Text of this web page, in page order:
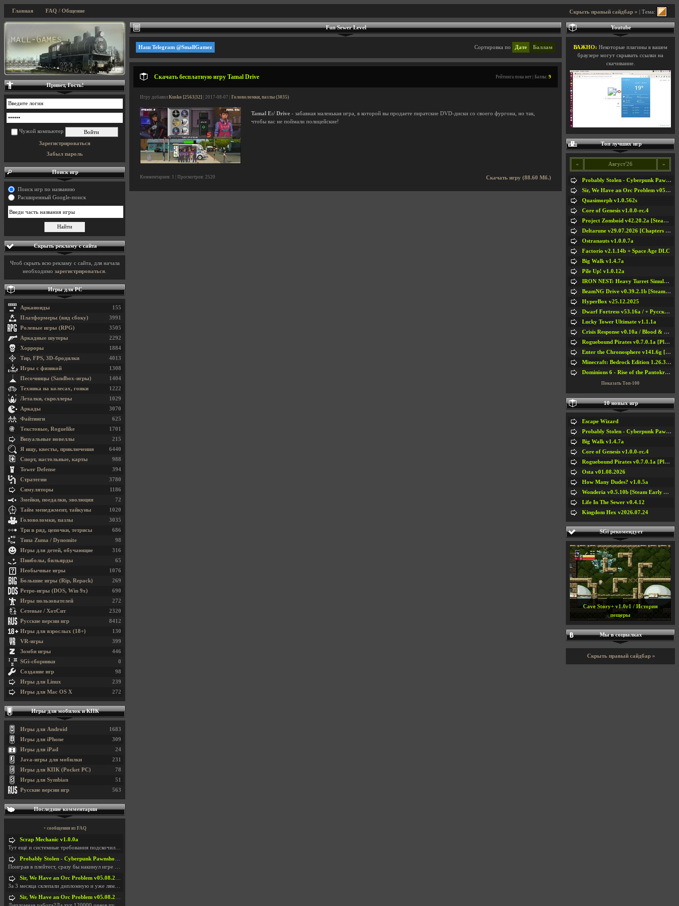
Скрыть правый сайдбар » | Тема:
Главная FAQ / Общение
Fun Sewer Level
Сортировка по Дате Баллам
Наш Telegram @SmallGamez
Скачать бесплатную игру Tamal Drive Рейтинга пока нет | Баллы: 9
Игру добавил Kusko [2563|32] | 2017-08-07 | Головоломки, пазлы (3035)
Tamal E:/ Drive - забавная маленькая игра, в которой вы продаете пиратские DVD-диски со своего фургона, но так,
чтобы вас не поймали полицейские!
Скачать игру (88.60 Мб.)
Комментариев: 1 | Просмотров: 2520
Привет, Гость!
Чужой компьютер
Зарегистрироваться
Забыл пароль
Поиск игр
Поиск игр по названию
Расширенный Google-поиск
Скрыть рекламу с сайта
Чтоб скрыть всю рекламу с сайта, для начала
необходимо зарегистрироваться
Игры для PC
155
Арканоиды
3991
Платформеры (вид сбоку)
3505
Ролевые игры (RPG)
2292
Аркадные шутеры
1884
Хорроры
4013
Тир, FPS, 3D-бродилки
1308
Игры с физикой
1404
Песочницы (Sandbox-игры)
1222
Техника на колесах, гонки
1029
Леталки, скроллеры
3070
Аркады
625
Файтинги
1701
Текстовые, Roguelike
215
Визуальные новеллы
6440
Я ищу, квесты, приключения
988
Спорт, настольные, карты
394
Tower Defense
3780
Стратегии
1186
Симуляторы
72
Змейки, поедалки, эволюция
1020
Тайм менеджмент, тайкуны
3035
Головоломки, пазлы
686
Три в ряд, цепочки, тетрисы
98
Типа Zuma / Dynomite
316
Игры для детей, обучающие
65
Пинболы, бильярды
1076
Необычные игры
269
Большие игры (Rip, Repack)
690
Ретро-игры (DOS, Win 9x)
272
Игры пользователей
2320
Сетевые / ХотСит
8412
Русские версии игр
130
Игры для взрослых (18+)
399
VR-игры
446
Зомби игры
0
SGi-сборники
98
Создание игр
239
Игры для Linux
272
Игры для Mac OS X
Игры для мобилок и КПК
1683
Игры для Android
309
Игры для iPhone
24
Игры для iPad
231
Java-игры для мобилки
78
Игры для КПК (Pocket PC)
51
Игры для Symbian
563
Русские версии игр
Последние комментарии
+ сообщения из FAQ
Scrap Mechanic v1.0.0a
Тут ещё и системные требования подскочили. Если не
Probably Stolen - Cyberpunk Pawnshop Simulator v048c [Playtest]
Поиграв в плейтест, сразу бы накинул игре наивысши
Sir, We Have an Orc Problem v05.08.2026
За 3 месяца склепали дипломную и уже лям двести ба
Sir, We Have an Orc Problem v05.08.2026
Youtube
ВАЖНО: Некоторые плагины в вашем
браузере могут скрывать ссылки на
скачивание.
Топ лучших игр
« Август'26 »
Probably Stolen - Cyberpunk Pawnshop Simulator v048c [Playtest]
Sir, We Have an Orc Problem v05.08.2026
Quasimorph v1.0.562s
Core of Genesis v1.0.0-rc.4
Project Zomboid v42.20.2a [Steam Early Access]
Deltarune v29.07.2026 [Chapters 1-5] / + RUS [Chapters 1-5]
Ostranauts v1.0.0.7a
Factorio v2.1.14b + Space Age DLC
Big Walk v1.4.7a
Pile Up! v1.0.12a
IRON NEST: Heavy Turret Simulator v1.0a
BeamNG Drive v0.39.2.1b [Steam Early Access]
HyperBox v25.12.2025
Dwarf Fortress v53.16a / + Русская Версия v50.12a
Lucky Tower Ultimate v1.1.1a
Crisis Response v0.10a / Blood & Bullet
Roguebound Pirates v0.7.0.1a [Playtest]
Enter the Chronosphere v141.6g [Steam Early Access]
Minecraft: Bedrock Edition 1.26.33.1a / + TLauncher v2.89
Dominions 6 - Rise of the Pantokrator v6.35a
Показать Топ-100
10 новых игр
Escape Wizard
Probably Stolen - Cyberpunk Pawnshop Simulator v048c [Playtest]
Big Walk v1.4.7a
Core of Genesis v1.0.0-rc.4
Roguebound Pirates v0.7.0.1a [Playtest]
Osta v01.08.2026
How Many Dudes? v1.0.5a
Wonderia v0.5.10b [Steam Early Access]
Life In The Sewer v0.4.12
Kingdom Hex v2026.07.24
SGi рекомендует
Cave Story+ v1.0r1 / История
пещеры
Мы в социалках
Скрыть правый сайдбар »